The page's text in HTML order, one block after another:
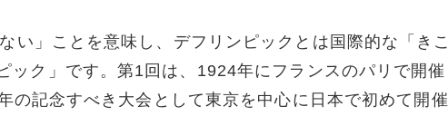
い」ことを意味し、デフリンピックとは国際的な「きこ
ック」です。第1回は、1924年にフランスのパリで開催
の記念すべき大会として東京を中心に日本で初めて開催